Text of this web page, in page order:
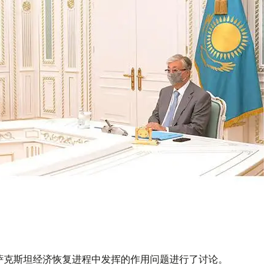
斯坦经济恢复进程中发挥的作用问题进行了讨论。